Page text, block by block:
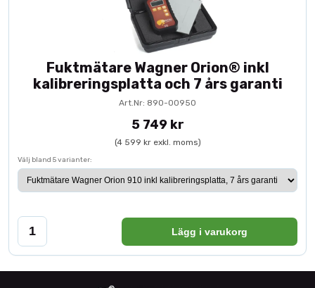
Fuktmätare Wagner Orion® inkl
kalibreringsplatta och 7 års garanti
Art.Nr: 890-00950
5 749 kr
(4 599 kr exkl. moms)
Välj bland 5 varianter:
Lägg i varukorg